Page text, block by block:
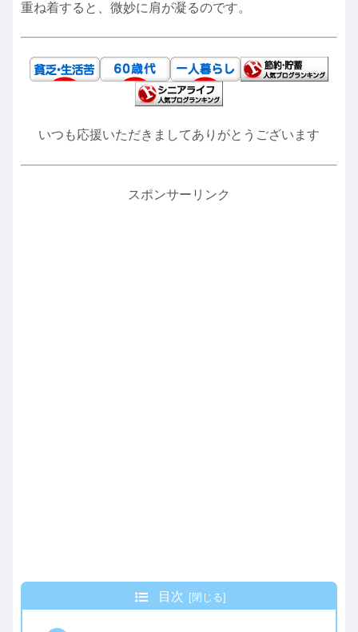
重ね着すると、微妙に肩が凝るのです。
いつも応援いただきましてありがとうございます
スポンサーリンク
目次